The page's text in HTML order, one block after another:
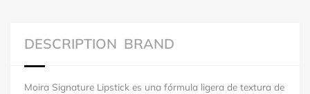
DESCRIPTION BRAND
Moira Signature Lipstick es una fórmula ligera de textura de